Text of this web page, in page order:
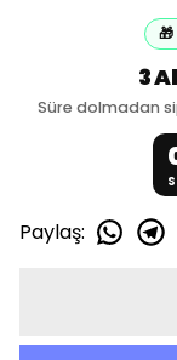
3
Süre dolmadan
Paylaş: